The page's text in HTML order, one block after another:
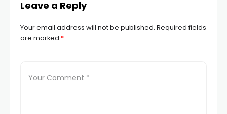
Leave a Reply
Your email address will not be published. Required fields
are marked *